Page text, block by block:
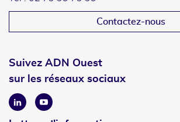
Contactez-nous
Suivez ADN Ouest
sur les réseaux sociaux
LinkedinYoutube